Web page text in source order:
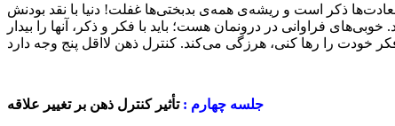
ذکر است و ریشه‌ی همه‌ی بدبختی‌ها غفلت! دنیا با نقد بودنش
فراوانی در درونمان هست؛ باید با فکر و ذکر، آنها را بیدار
جلسه چهارم : تأثیر کنترل ذهن بر تغییر علاقه